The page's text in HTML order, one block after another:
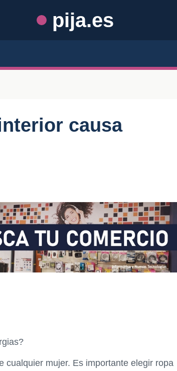
pija.es
causa
cualquier mujer. Es importante elegir ropa